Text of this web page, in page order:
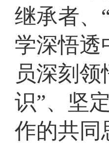
继承者、
学深悟透
员深刻
识”、坚
作的共同